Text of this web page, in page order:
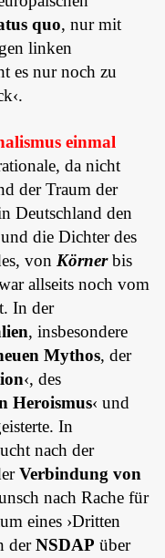
quo, nur mit
linken
es nur noch zu
einmal
da nicht
der Traum der
Deutschland den
und die Dichter des
von Körnerbis
allseits noch vom
In der
, insbesondere
Mythos, der
‹, des
Heroismus‹ und
In
nach der
Verbindung von
nach Rache für
eines ›Dritten
derNSDAP über